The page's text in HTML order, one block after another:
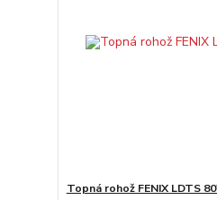
Topná rohož FENIX LDTS